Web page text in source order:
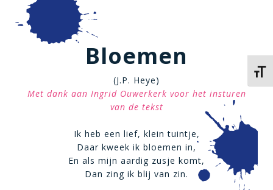
Bloemen
(J.P. Heye)
Met dank aan Ingrid Ouwerkerk voor het insturen
van de tekst
Ik heb een lief, klein tuintje,
Daar kweek ik bloemen in,
En als mijn aardig zusje komt,
Dan zing ik blij van zin.